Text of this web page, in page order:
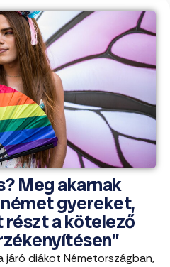
Meg akarnak
gyereket,
a kötelező
járó diákot Németországban,